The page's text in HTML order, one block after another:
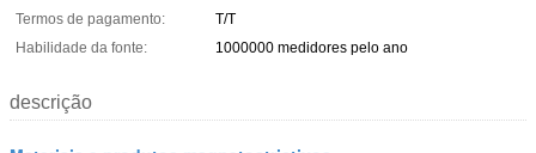
Termos de pagamento:
T/T
Habilidade da fonte:
1000000 medidores pelo ano
descrição